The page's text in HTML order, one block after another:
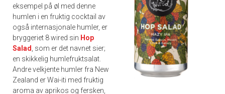
eksempel på øl med denne
humlen i en fruktig cocktail av
også internasjonale humler, er
bryggeriet 8 wired sin Hop
Salad , som er det navnet sier;
en skikkelig humlefruktsalat.
Andre velkjente humler fra New
Zealand er Wai-iti med fruktig
aroma av aprikos og fersken,